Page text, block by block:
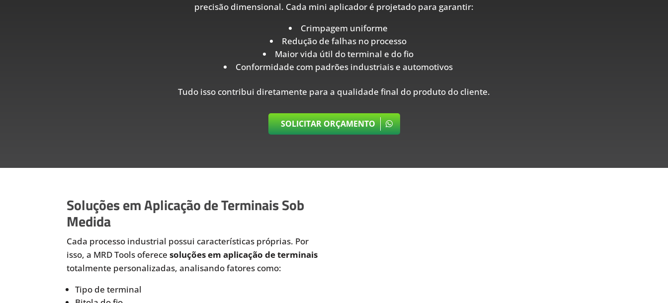
precisão dimensional. Cada mini aplicador é projetado para garantir:
Crimpagem uniforme
Redução de falhas no processo
Maior vida útil do terminal e do fio
Conformidade com padrões industriais e automotivos
Tudo isso contribui diretamente para a qualidade final do produto do cliente.
SOLICITAR ORÇAMENTO
Soluções em Aplicação de Terminais Sob
Medida
Cada processo industrial possui características próprias. Por
isso, a MRD Tools oferecesoluções em aplicação de terminais
totalmente personalizadas, analisando fatores como:
Tipo de terminal